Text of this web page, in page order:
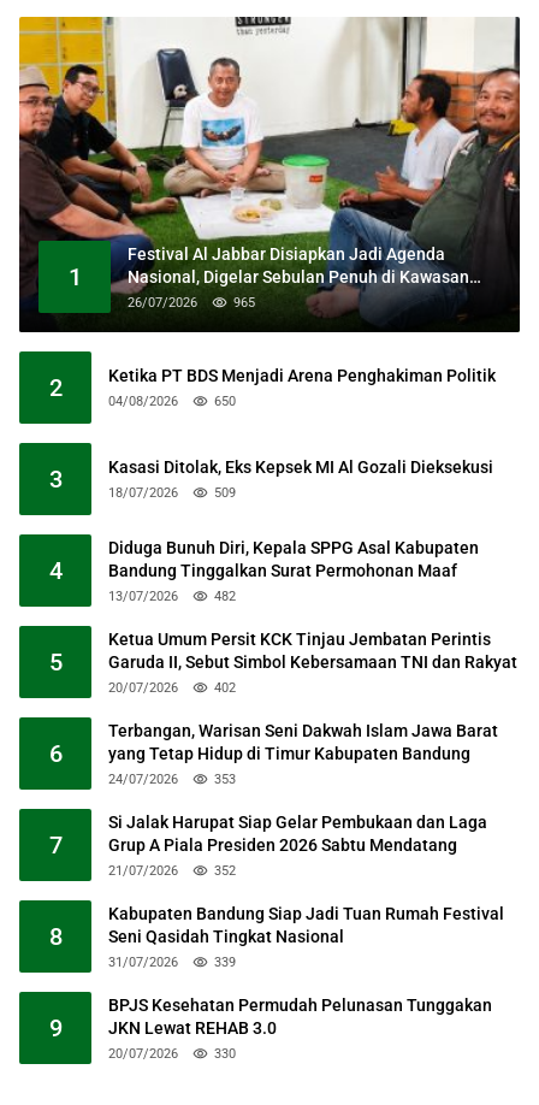
1
Festival Al Jabbar Disiapkan Jadi Agenda
Nasional, Digelar Sebulan Penuh di Kawasan
Masjid Raya Al Jabbar
26/07/2026 965
2 Ketika PT BDS Menjadi Arena Penghakiman Politik
04/08/2026 650
3 Kasasi Ditolak, Eks Kepsek MI Al Gozali Dieksekusi
18/07/2026 509
4
Diduga Bunuh Diri, Kepala SPPG Asal Kabupaten
Bandung Tinggalkan Surat Permohonan Maaf
13/07/2026 482
5
Ketua Umum Persit KCK Tinjau Jembatan Perintis
Garuda II, Sebut Simbol Kebersamaan TNI dan Rakyat
20/07/2026 402
6
Terbangan, Warisan Seni Dakwah Islam Jawa Barat
yang Tetap Hidup di Timur Kabupaten Bandung
24/07/2026 353
7
Si Jalak Harupat Siap Gelar Pembukaan dan Laga
Grup A Piala Presiden 2026 Sabtu Mendatang
21/07/2026 352
8
Kabupaten Bandung Siap Jadi Tuan Rumah Festival
Seni Qasidah Tingkat Nasional
31/07/2026 339
9
BPJS Kesehatan Permudah Pelunasan Tunggakan
JKN Lewat REHAB 3.0
20/07/2026 330